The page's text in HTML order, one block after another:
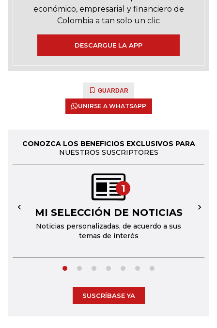
económico, empresarial y financiero de
Colombia a tan solo un clic
DESCARGUE LA APP
GUARDAR
UNIRSE A WHATSAPP
CONOZCA LOS BENEFICIOS EXCLUSIVOS PARA
NUESTROS SUSCRIPTORES
1
MI SELECCIÓN DE NOTICIAS
Noticias personalizadas, de acuerdo a sus
temas de interés
← →
SUSCRÍBASE YA